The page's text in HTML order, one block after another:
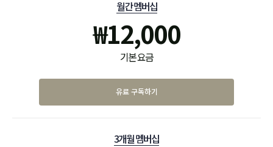
월간 멤버십
₩12,000
기본 요금
유료 구독하기
3개월 멤버십